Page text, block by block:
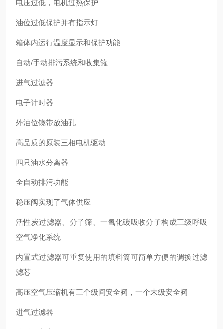
电压过低，电机过热保护
油位过低保护并有指示灯
箱体内运行温度显示和保护功能
自动/手动排污系统和收集罐
进气过滤器
电子计时器
外油位镜带放油孔
高品质的原装三相电机驱动
四只油水分离器
全自动排污功能
稳压阀实现了气体供应
活性炭过滤器、分子筛、一氧化碳吸收分子构成三级呼吸
空气净化系统
内置式过滤器可重复使用的填料筒可简单方便的调换过滤
滤芯
高压空气压缩机有三个级间安全阀，一个末级安全阀
进气过滤器